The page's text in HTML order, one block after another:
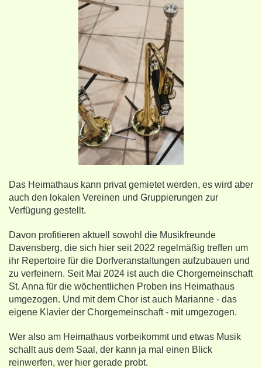
Das Heimathaus kann privat gemietet werden, es wird aber
auch den lokalen Vereinen und Gruppierungen zur
Verfügung gestellt.
Davon profitieren aktuell sowohl die Musikfreunde
Davensberg, die sich hier seit 2022 regelmäßig treffen um
ihr Repertoire für die Dorfveranstaltungen aufzubauen und
zu verfeinern. Seit Mai 2024 ist auch die Chorgemeinschaft
St. Anna für die wöchentlichen Proben ins Heimathaus
umgezogen. Und mit dem Chor ist auch Marianne - das
eigene Klavier der Chorgemeinschaft - mit umgezogen.
Wer also am Heimathaus vorbeikommt und etwas Musik
schallt aus dem Saal, der kann ja mal einen Blick
reinwerfen, wer hier gerade probt.